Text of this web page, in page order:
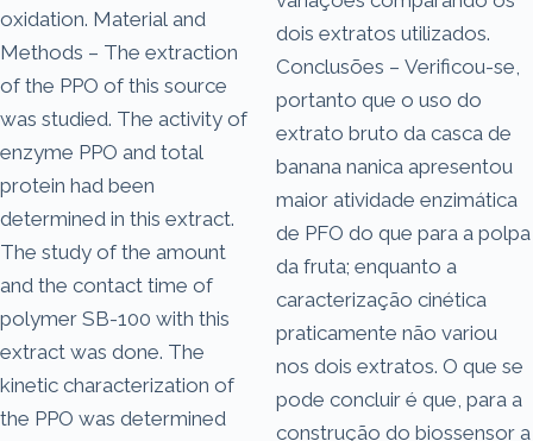
oxidation. Material and
Methods – The extraction
of the PPO of this source
was studied. The activity of
enzyme PPO and total
protein had been
determined in this extract.
The study of the amount
and the contact time of
polymer SB-100 with this
extract was done. The
kinetic characterization of
the PPO was determined
dois extratos utilizados.
Conclusões – Verificou-se,
portanto que o uso do
extrato bruto da casca de
banana nanica apresentou
maior atividade enzimática
de PFO do que para a polpa
da fruta; enquanto a
caracterização cinética
praticamente não variou
nos dois extratos. O que se
pode concluir é que, para a
construção do biossensor a